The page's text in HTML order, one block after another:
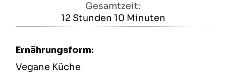
Gesamtzeit:
12Stunden
Stunden 10Minuten
Minuten
Ernährungsform:
Vegane Küche